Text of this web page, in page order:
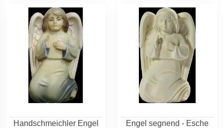
Handschmeichler Engel
Engel segnend - Esche